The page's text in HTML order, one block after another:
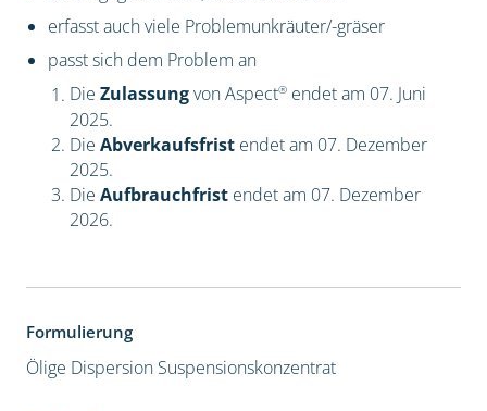
erfasst auch viele Problemunkräuter/-gräser
passt sich dem Problem an
Die Zulassungvon Aspect®endet am 07. Juni
2025.
Die Abverkaufsfrist endet am 07. Dezember
2025.
Die Aufbrauchfrist endet am 07. Dezember
2026.
Formulierung
Ölige Dispersion Suspensionskonzentrat